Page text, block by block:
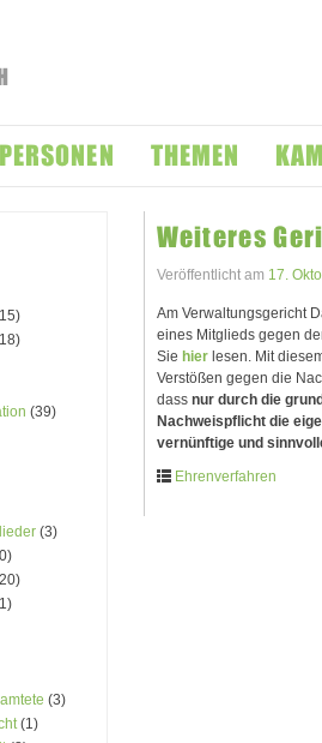
PERSONEN THEMEN
(39)
(3)
(3)
(1)
Weiteres
Veröffentlicht am 17.
Am Verwaltungsgericht
eines Mitglieds gegen
Sie hierlesen. Mit
Verstößen gegen die
dass nur durch die
Nachweispflicht die
vernünftige und
Ehrenverfahren